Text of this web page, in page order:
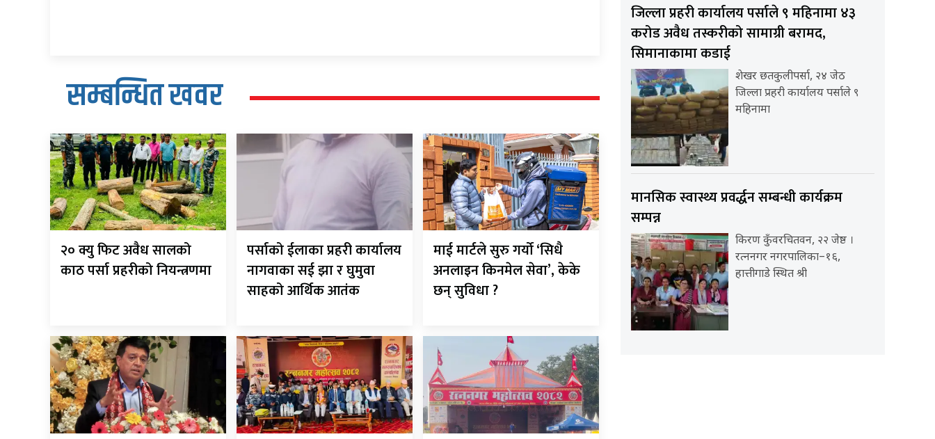
सम्बन्धित खवर
२० क्यु फिट अवैध सालको
काठ पर्सा प्रहरीको नियन्त्रणमा
पर्साको ईलाका प्रहरी कार्यालय
नागवाका सई झा र घुमुवा
साहको आर्थिक आतंक
माई मार्टले सुरु गर्यो ‘सिधै
अनलाइन किनमेल सेवा’, केके
छन् सुविधा ?
जिल्ला प्रहरी कार्यालय पर्साले ९ महिनामा ४३
करोड अवैध तस्करीको सामाग्री बरामद,
सिमानाकामा कडाई
शेखर छतकुलीपर्सा, २४ जेठ
जिल्ला प्रहरी कार्यालय पर्साले ९
महिनामा
मानसिक स्वास्थ्य प्रवर्द्धन सम्बन्धी कार्यक्रम
सम्पन्न
किरण कुँवरचितवन, २२ जेष्ठ ।
रत्ननगर नगरपालिका–१६,
हात्तीगाडे स्थित श्री